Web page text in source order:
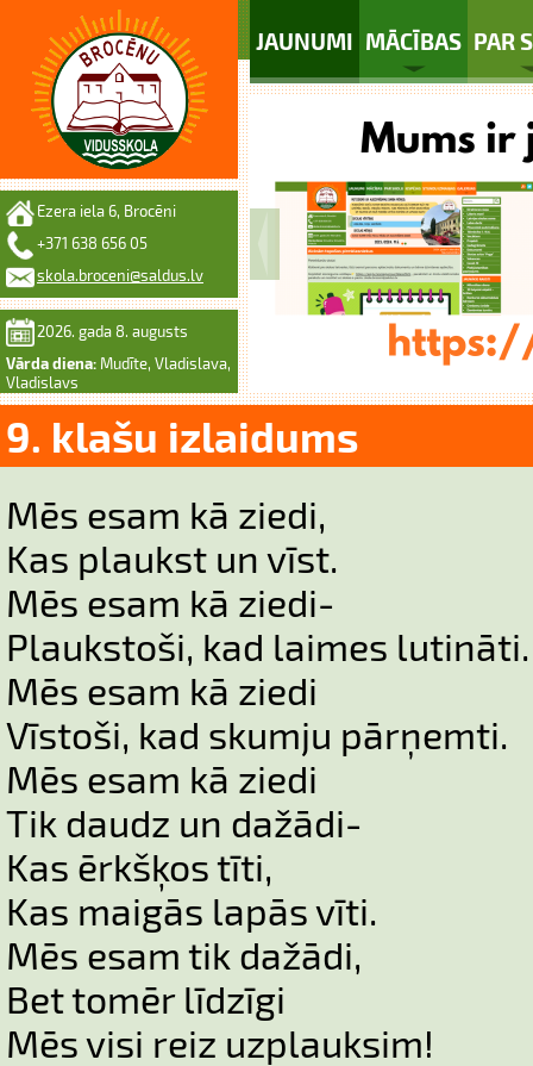
JAUNUMI MĀCĪBAS PAR
Ezera iela 6, Brocēni
+371 638 656 05
skola.broceni@saldus.lv
2026. gada 8. augusts
Vārda diena: Mudīte, Vladislava,
Vladislavs
9. klašu izlaidums
Mēs esam kā ziedi,
Kas plaukst un vīst.
Mēs esam kā ziedi-
Plaukstoši, kad laimes lutināti.
Mēs esam kā ziedi
Vīstoši, kad skumju pārņemti.
Mēs esam kā ziedi
Tik daudz un dažādi-
Kas ērkšķos tīti,
Kas maigās lapās vīti.
Mēs esam tik dažādi,
Bet tomēr līdzīgi
Mēs visi reiz uzplauksim!